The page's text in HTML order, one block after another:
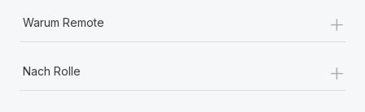
Warum Remote +
Nach Rolle
+